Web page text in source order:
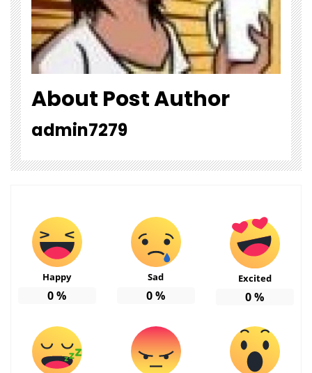
About Post Author
admin7279
Happy
0%
Sad
0%
Excited
0%